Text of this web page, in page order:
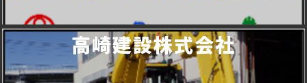
高崎建設株式会社